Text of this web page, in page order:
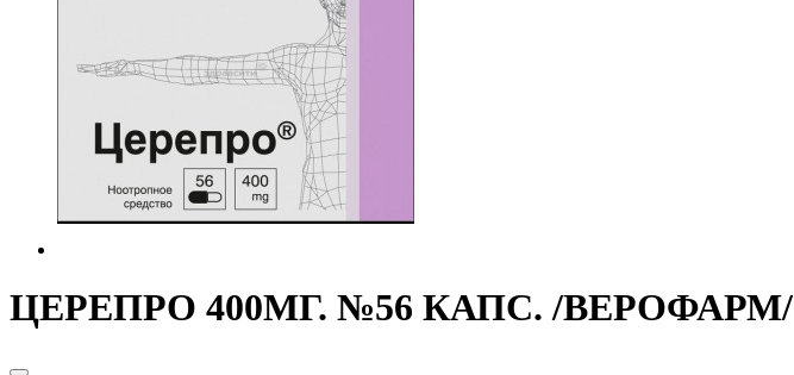
ЦЕРЕПРО 400МГ. №56 КАПС. /ВЕРОФАРМ/